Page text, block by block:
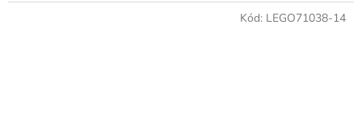
Kód: LEGO71038-14